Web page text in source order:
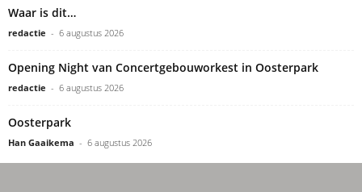
Waar is dit…
redactie - 6 augustus 2026
Opening Night van Concertgebouworkest in Oosterpark
redactie - 6 augustus 2026
Oosterpark
Han Gaaikema - 6 augustus 2026